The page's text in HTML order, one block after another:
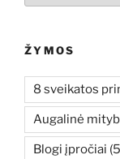
ŽYMOS
8 sveikatos
Augalinė
Blogi įpročiai